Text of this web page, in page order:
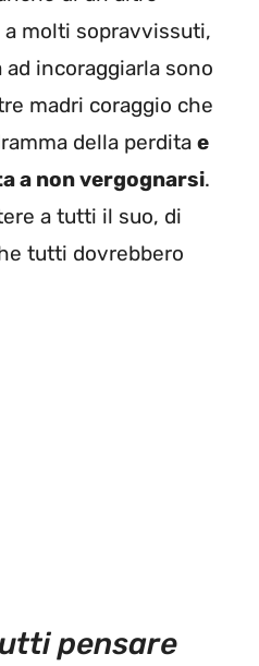
molti sopravvissuti,
ad incoraggiarla sono
madri coraggio che
della perdita e
a non vergognarsi.
a tutti il suo, di
tutti dovrebbero
pensare